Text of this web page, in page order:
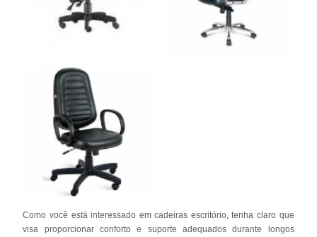
Como você está interessado em cadeiras escritório, tenha claro que
visa proporcionar conforto e suporte adequados durante longos